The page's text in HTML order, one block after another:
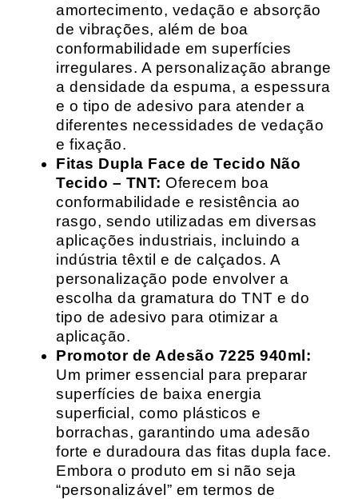
amortecimento, vedação e absorção
de vibrações, além de boa
conformabilidade em superfícies
irregulares. A personalização abrange
a densidade da espuma, a espessura
e o tipo de adesivo para atender a
diferentes necessidades de vedação
e fixação.
Fitas Dupla Face de Tecido Não
Tecido – TNT: Oferecem boa
conformabilidade e resistência ao
rasgo, sendo utilizadas em diversas
aplicações industriais, incluindo a
indústria têxtil e de calçados. A
personalização pode envolver a
escolha da gramatura do TNT e do
tipo de adesivo para otimizar a
aplicação.
Promotor de Adesão 7225 940ml:
Um primer essencial para preparar
superfícies de baixa energia
superficial, como plásticos e
borrachas, garantindo uma adesão
forte e duradoura das fitas dupla face.
Embora o produto em si não seja
“personalizável” em termos de